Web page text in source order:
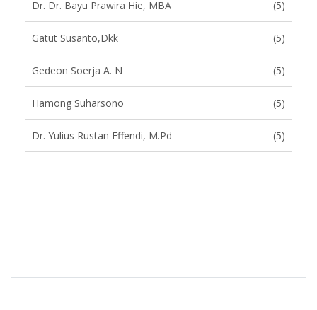
Dr. Dr. Bayu Prawira Hie, MBA (5)
Gatut Susanto,dkk (5)
Gedeon Soerja A. N (5)
Hamong Suharsono (5)
Dr. Yulius Rustan Effendi, M.Pd (5)